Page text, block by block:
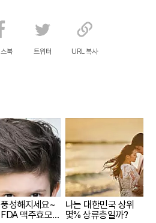
북 트위터 URL 복사
성해지세요~
맥주효모샴
나는 대한민국 상위
몇% 상류층일까?